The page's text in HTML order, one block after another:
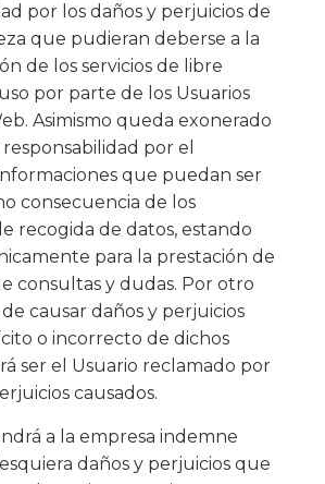
por los daños y perjuicios de
que pudieran deberse a la
de los servicios de libre
por parte de los Usuarios
Asimismo queda exonerado
por el
que puedan ser
consecuencia de los
recogida de datos, estando
para la prestación de
consultas y dudas. Por otro
de causar daños y perjuicios
o incorrecto de dichos
ser el Usuario reclamado por
causados.
a la empresa indemne
daños y perjuicios que